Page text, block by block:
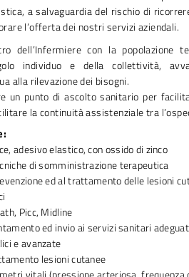
a salvaguardia del rischio di
l’offerta dei nostri servizi aziendali.
dell’Infermiere con la popolazione
individuo e della collettività,
alla rilevazione dei bisogni.
un punto di ascolto sanitario per
la continuità assistenziale tra
adesivo elastico, con ossido di zinco
di somministrazione terapeutica
ed al trattamento delle lesioni
Picc, Midline
ed invio ai servizi sanitari
e avanzate
lesioni cutanee